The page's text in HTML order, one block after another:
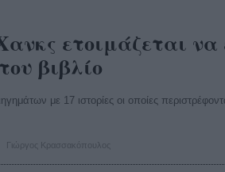
ετοιμάζεται να
βιβλίο
με 17 ιστορίες οι οποίες
Γιώργος Κρασσακόπουλος